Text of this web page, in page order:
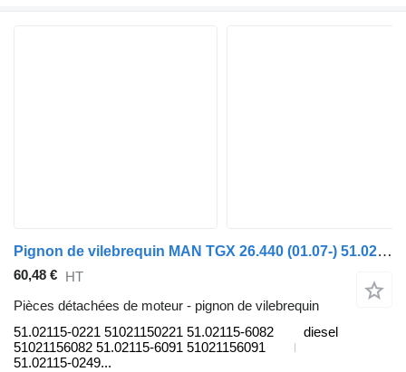
Pignon de vilebrequin MAN TGX 26.440 (01.07-) 51.02115-0221 pour tracteur routier MAN TGL, TGM, TGS, TGX (2005-2021)
60,48 € HT
Pièces détachées de moteur - pignon de vilebrequin
51.02115-0221 51021150221 51.02115-6082
51021156082 51.02115-6091 51021156091
51.02115-0249...
diesel